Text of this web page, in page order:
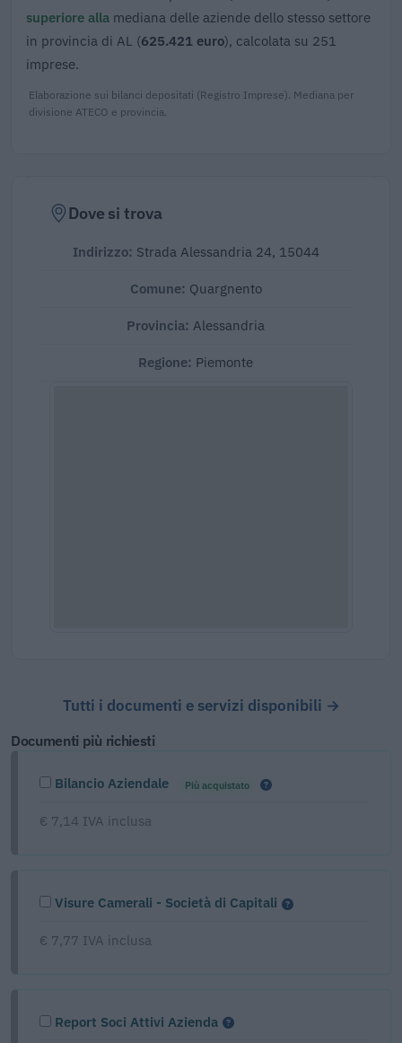
superiore alla mediana delle aziende dello stesso settore
in provincia di AL (625.421 euro), calcolata su 251
imprese.
Elaborazione sui bilanci depositati (Registro Imprese). Mediana per
divisione ATECO e provincia.
Dove si trova
Indirizzo: Strada Alessandria 24, 15044
Comune: Quargnento
Provincia: Alessandria
Regione: Piemonte
Tutti i documenti e servizi disponibili →
Documenti più richiesti
Bilancio Aziendale Più acquistato
€ 7,14 IVA inclusa
Visure Camerali - Società di Capitali
€ 7,77 IVA inclusa
Report Soci Attivi Azienda